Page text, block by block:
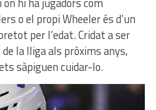
o el propi Wheeler és d’un
per l’edat. Cridat a ser
la lliga als pròxims anys,
sàpiguen cuidar-lo.